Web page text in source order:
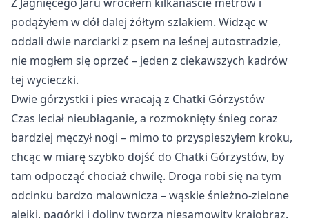
podążyłem w dół dalej żółtym szlakiem. Widząc w
oddali dwie narciarki z psem na leśnej autostradzie,
nie mogłem się oprzeć – jeden z ciekawszych kadrów
tej wycieczki.
Dwie górzystki i pies wracają z Chatki Górzystów
Czas leciał nieubłaganie, a rozmoknięty śnieg coraz
bardziej męczył nogi – mimo to przyspieszyłem kroku,
chcąc w miarę szybko dojść do Chatki Górzystów, by
tam odpocząć chociaż chwilę. Droga robi się na tym
odcinku bardzo malownicza – wąskie śnieżno-zielone
alejki, pagórki i doliny tworzą niesamowity krajobraz.